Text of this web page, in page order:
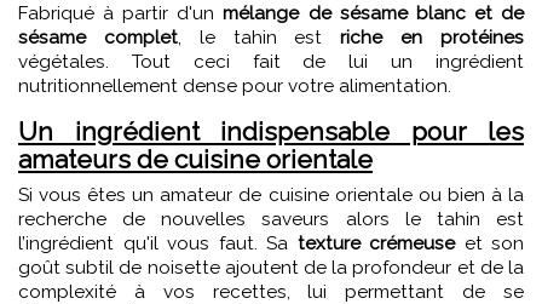
Fabriqué à partir d'unmélange de sésame blanc et de
sésame complet, le tahin estriche en protéines
végétales. Tout ceci fait de lui un ingrédient
nutritionnellement dense pour votre alimentation.
Un ingrédient indispensable pour les
amateurs de cuisine orientale
Si vous êtes un amateur de cuisine orientale ou bien à la
recherche de nouvelles saveurs alors le tahin est
l’ingrédient qu'il vous faut. Sa texture crémeuseet son
goût subtil de noisette ajoutent de la profondeur et de la
complexité à vos recettes, lui permettant de se